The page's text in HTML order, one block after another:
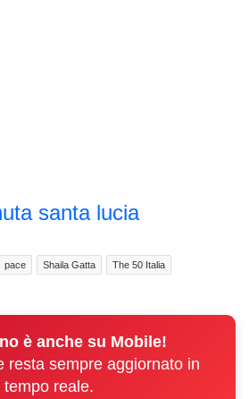
pace Shaila Gatta The 50 Italia
è anche su Mobile!
resta sempre aggiornato in
tempo reale.